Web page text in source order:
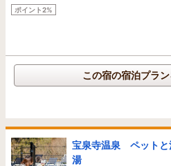
ポイント2%
この宿の宿泊プラ
宝泉寺温泉 ペット
湯